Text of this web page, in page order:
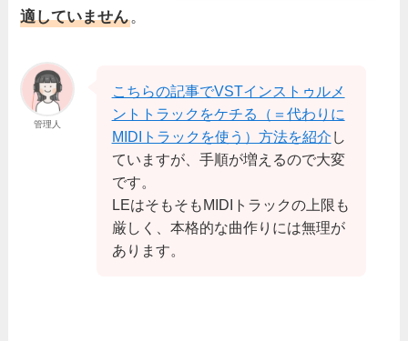
適していません。
管理人
こちらの記事でVSTインストゥルメ
ントトラックをケチる（＝代わりに
MIDIトラックを使う）方法を紹介 し
ていますが、手順が増えるので大変
です。
LEはそもそもMIDIトラックの上限も
厳しく、本格的な曲作りには無理が
あります。